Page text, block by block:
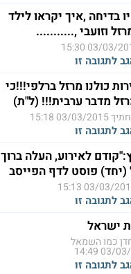
בדיחה ,איך יקראו לילד
וזועבי ,...........
03/03/2015
לתגובה זו
כולנו מרזל ברלפי!!!כי
מדבר ערבית!!! (ל"ת)
03/03/2015 15:18
לתגובה זו
לאירוע, העלה ברוך
(יחד) פוסט לדף הפייסב
03/03/2015
לתגובה זו
ישראל
כמו השמאל
03/03/
לתגובה זו